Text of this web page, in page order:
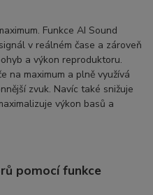
Funkce AI Sound
v reálném čase a zároveň
a výkon reproduktoru.
na maximum a plně využívá
zvuk. Navíc také snižuje
výkon basů a
pomocí funkce